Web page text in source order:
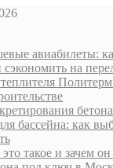
авиабилеты:
на
бассейна: как
такое и зачем